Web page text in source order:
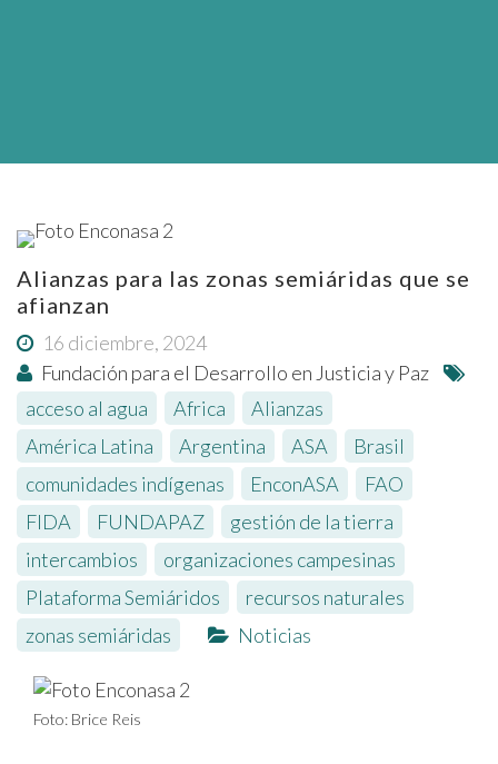
Alianzas para las zonas semiáridas que se
afianzan
16 diciembre, 2024
Fundación para el Desarrollo en Justicia y Paz
acceso al agua
Africa Alianzas
América Latina
Argentina ASA Brasil
comunidades indígenas
EnconASA FAO
FIDA
FUNDAPAZ gestión de la tierra
intercambios
organizaciones campesinas
Plataforma Semiáridos
recursos naturales
zonas semiáridas
Noticias
Foto: Brice Reis